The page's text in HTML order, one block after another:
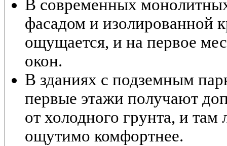
В современных
фасадом и изолированной
ощущается, и на первое
окон.
В зданиях с подземным
первые этажи получают
от холодного грунта, и
ощутимо комфортнее.